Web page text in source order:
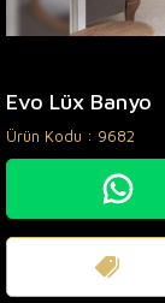
Evo Lüx Banyo
Ürün Kodu : 9682